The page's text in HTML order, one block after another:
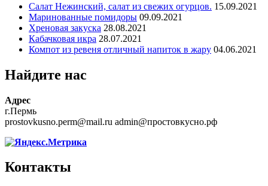
Салат Нежинский, салат из свежих огурцов. 15.09.2021
Маринованные помидоры 09.09.2021
Хреновая закуска 28.08.2021
Кабачковая икра 28.07.2021
Компот из ревеня отличный напиток в жару 04.06.2021
Найдите нас
Адрес
г.Пермь
prostovkusno.perm@mail.ru admin@простовкусно.рф
Контакты